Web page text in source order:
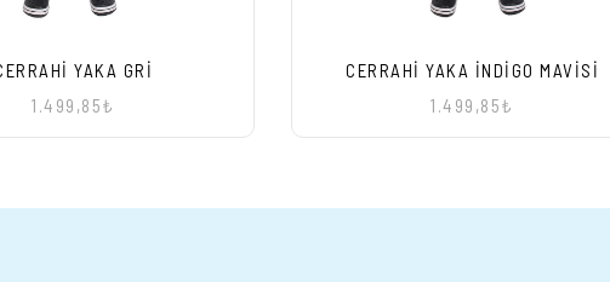
YAKA GRI
1.499,85₺
CERRAHI YAKA İNDIGO MAVISI
1.499,85₺